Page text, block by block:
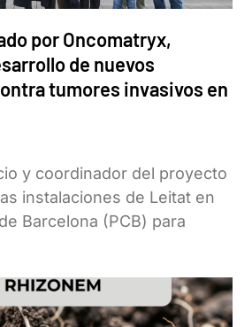
por Oncomatryx,
de nuevos
tumores invasivos en
y coordinador del proyecto
instalaciones de Leitat en
Barcelona (PCB) para